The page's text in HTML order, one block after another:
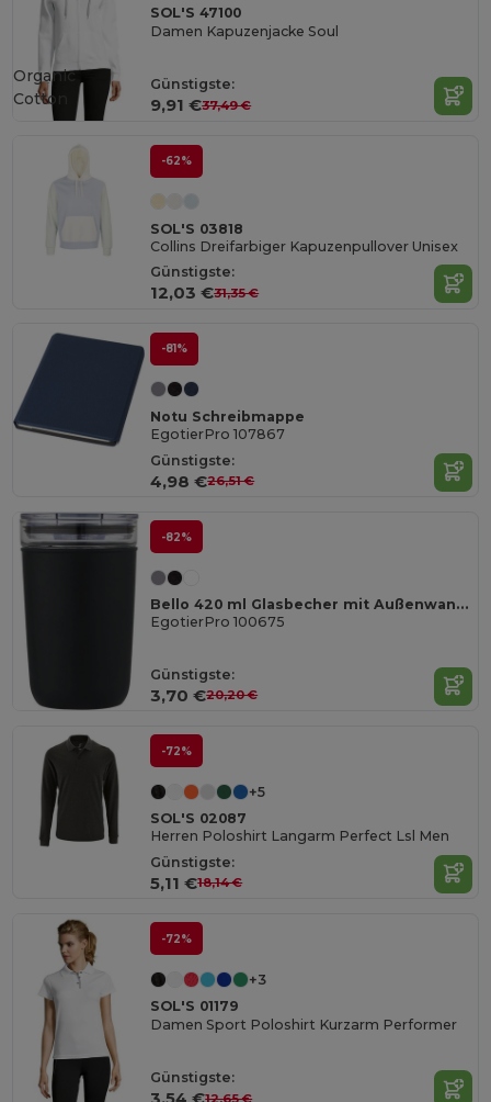
SOL'S 47100
Damen Kapuzenjacke Soul
Günstigste:
9,91 €37,49 €
Organic
Cotton
-62%
SOL'S 03818
Collins Dreifarbiger Kapuzenpullover Unisex
Günstigste:
12,03 €31,35 €
-81%
Notu Schreibmappe
EgotierPro 107867
Günstigste:
4,98 €26,51 €
-82%
Bello 420 ml Glasbecher mit Außenwand aus recyceltem Kunststoff
EgotierPro 100675
Günstigste:
3,70 €20,20 €
-72%
+5
SOL'S 02087
Herren Poloshirt Langarm Perfect Lsl Men
Günstigste:
5,11 €18,14 €
-72%
+3
SOL'S 01179
Damen Sport Poloshirt Kurzarm Performer
Günstigste:
12,65 €